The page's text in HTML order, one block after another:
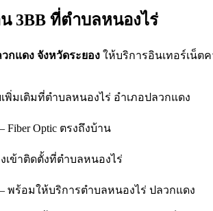
3BB ที่ตำบลหนองไร่
กแดง จังหวัดระยอง ให้บริการอินเทอร์เน็ต
มเติมที่ตำบลหนองไร่ อำเภอปลวกแดง
Fiber Optic ตรงถึงบ้าน
ข้าติดตั้งที่ตำบลหนองไร่
พร้อมให้บริการตำบลหนองไร่ ปลวกแดง